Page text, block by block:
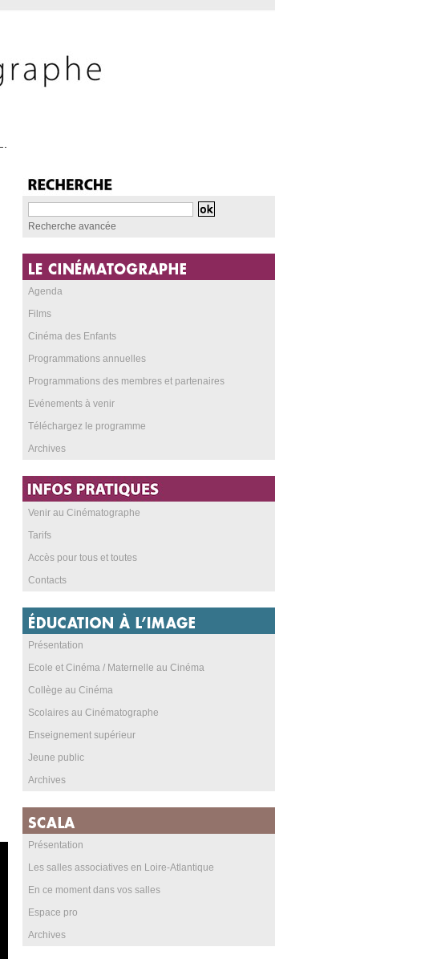
Recherche avancée
Agenda
Films
Cinéma des Enfants
Programmations annuelles
Programmations des membres et partenaires
Evénements à venir
Téléchargez le programme
Archives
Venir au Cinématographe
Tarifs
Accès pour tous et toutes
Contacts
Présentation
Ecole et Cinéma / Maternelle au Cinéma
Collège au Cinéma
Scolaires au Cinématographe
Enseignement supérieur
Jeune public
Archives
Présentation
Les salles associatives en Loire-Atlantique
En ce moment dans vos salles
Espace pro
Archives